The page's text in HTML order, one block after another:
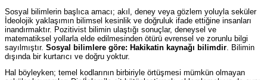
Sosyal bilimlerin başlıca amacı; akıl, deney veya gözlem yoluyla seküler
İdeolojik yaklaşımın bilimsel kesinlik ve doğruluk ifade ettiğine insanları
inandırmaktır. Pozitivist bilimin ulaştığı sonuçlar, deneysel ve
matematiksel yollarla elde edilmesinden ötürü evrensel ve zorunlu bilgi
sayılmıştır. Sosyal bilimlere göre: Hakikatin kaynağı bilimdir . Bilimin
dışında bir kurtarıcı ve doğru yoktur.
Hal böyleyken; temel kodlarının birbiriyle örtüşmesi mümkün olmayan